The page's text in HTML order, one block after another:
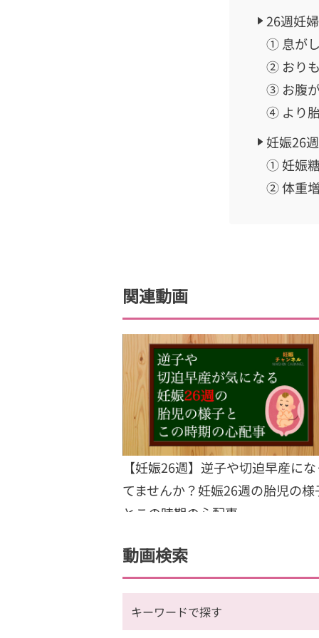
26週妊
① 息が
② おり
③ お腹
④ より
妊娠26
① 妊娠
② 体重
関連動画
【妊娠26週】逆子や切迫早産に
てませんか？妊娠26週の胎児の様
とこの時期の心配事
動画検索
キーワードで探す